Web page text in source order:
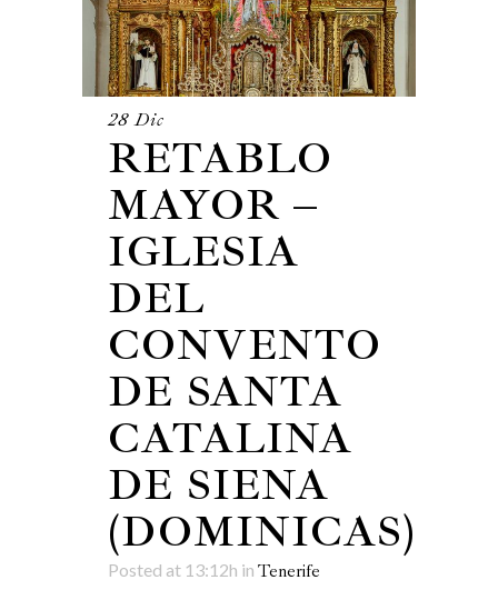
28 Dic
RETABLO
MAYOR –
IGLESIA
DEL
CONVENTO
DE SANTA
CATALINA
DE SIENA
(DOMINICAS)
Posted at 13:12h in Tenerife